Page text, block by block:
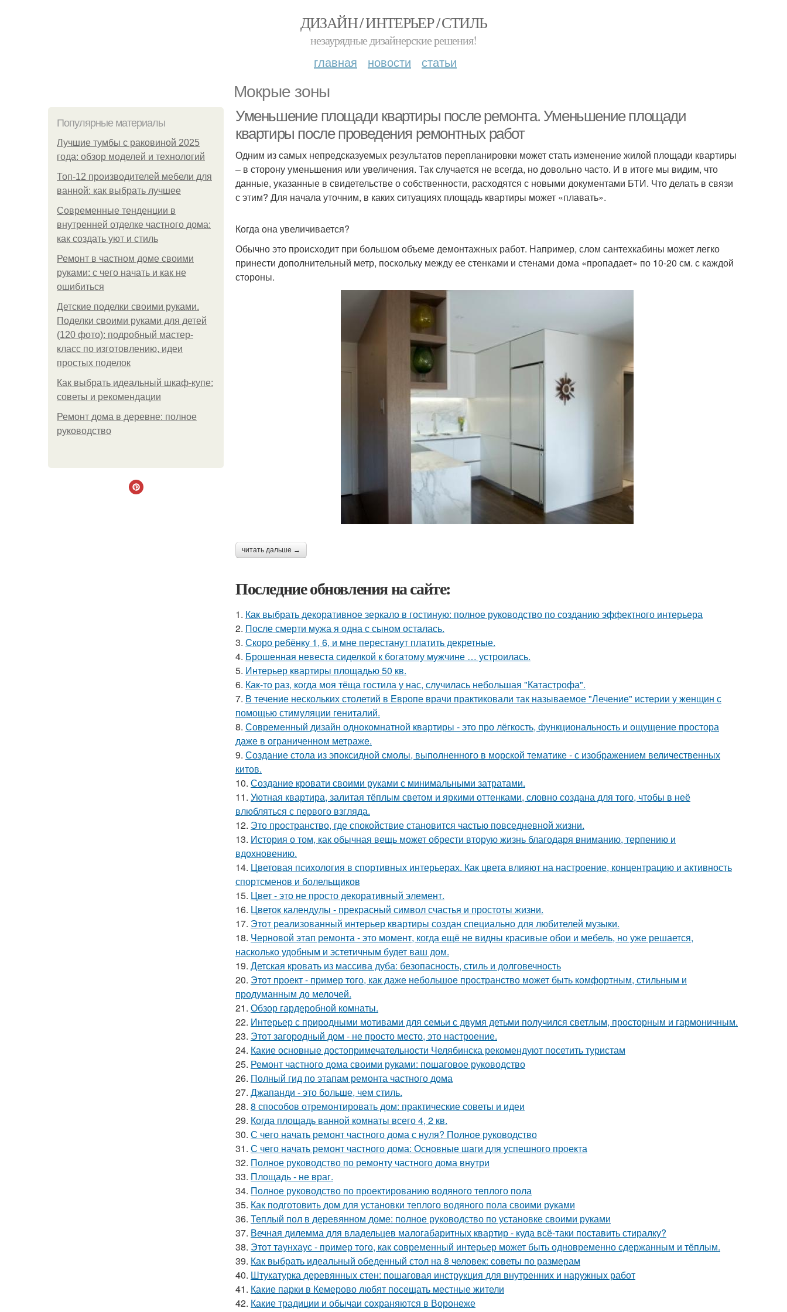
ДИЗАЙН / ИНТЕРЬЕР / СТИЛЬ
незаурядные дизайнерские решения!
главная новости статьи
Мокрые зоны
Популярные материалы
Лучшие тумбы с раковиной 2025
года: обзор моделей и технологий
Топ-12 производителей мебели для
ванной: как выбрать лучшее
Современные тенденции в
внутренней отделке частного дома:
как создать уют и стиль
Ремонт в частном доме своими
руками: с чего начать и как не
ошибиться
Детские поделки своими руками.
Поделки своими руками для детей
(120 фото): подробный мастер-
класс по изготовлению, идеи
простых поделок
Как выбрать идеальный шкаф-купе:
советы и рекомендации
Ремонт дома в деревне: полное
руководство
Уменьшение площади квартиры после ремонта. Уменьшение площади
квартиры после проведения ремонтных работ
Одним из самых непредсказуемых результатов перепланировки может стать изменение жилой площади квартиры
– в сторону уменьшения или увеличения. Так случается не всегда, но довольно часто. И в итоге мы видим, что
данные, указанные в свидетельстве о собственности, расходятся с новыми документами БТИ. Что делать в связи
с этим? Для начала уточним, в каких ситуациях площадь квартиры может «плавать».
Когда она увеличивается?
Обычно это происходит при большом объеме демонтажных работ. Например, слом сантехкабины может легко
принести дополнительный метр, поскольку между ее стенками и стенами дома «пропадает» по 10-20 см. с каждой
стороны.
читать дальше →
Последние обновления на сайте:
1. Как выбрать декоративное зеркало в гостиную: полное руководство по созданию эффектного интерьера
2. После смерти мужа я одна с сыном осталась.
3. Скоро ребёнку 1, 6, и мне перестанут платить декретные.
4. Брошенная невеста сиделкой к богатому мужчине … устроилась.
5. Интерьер квартиры площадью 50 кв.
6. Как-то раз, когда моя тёща гостила у нас, случилась небольшая "Катастрофа".
7. В течение нескольких столетий в Европе врачи практиковали так называемое "Лечение" истерии у женщин с
помощью стимуляции гениталий.
8. Современный дизайн однокомнатной квартиры - это про лёгкость, функциональность и ощущение простора
даже в ограниченном метраже.
9. Создание стола из эпоксидной смолы, выполненного в морской тематике - с изображением величественных
китов.
10. Создание кровати своими руками с минимальными затратами.
11. Уютная квартира, залитая тёплым светом и яркими оттенками, словно создана для того, чтобы в неё
влюбляться с первого взгляда.
12. Это пространство, где спокойствие становится частью повседневной жизни.
13. История о том, как обычная вещь может обрести вторую жизнь благодаря вниманию, терпению и
вдохновению.
14. Цветовая психология в спортивных интерьерах. Как цвета влияют на настроение, концентрацию и активность
спортсменов и болельщиков
15. Цвет - это не просто декоративный элемент.
16. Цветок календулы - прекрасный символ счастья и простоты жизни.
17. Этот реализованный интерьер квартиры создан специально для любителей музыки.
18. Черновой этап ремонта - это момент, когда ещё не видны красивые обои и мебель, но уже решается,
насколько удобным и эстетичным будет ваш дом.
19. Детская кровать из массива дуба: безопасность, стиль и долговечность
20. Этот проект - пример того, как даже небольшое пространство может быть комфортным, стильным и
продуманным до мелочей.
21. Обзор гардеробной комнаты.
22. Интерьер с природными мотивами для семьи с двумя детьми получился светлым, просторным и гармоничным.
23. Этот загородный дом - не просто место, это настроение.
24. Какие основные достопримечательности Челябинска рекомендуют посетить туристам
25. Ремонт частного дома своими руками: пошаговое руководство
26. Полный гид по этапам ремонта частного дома
27. Джапанди - это больше, чем стиль.
28. 8 способов отремонтировать дом: практические советы и идеи
29. Когда площадь ванной комнаты всего 4, 2 кв.
30. С чего начать ремонт частного дома с нуля? Полное руководство
31. С чего начать ремонт частного дома: Основные шаги для успешного проекта
32. Полное руководство по ремонту частного дома внутри
33. Площадь - не враг.
34. Полное руководство по проектированию водяного теплого пола
35. Как подготовить дом для установки теплого водяного пола своими руками
36. Теплый пол в деревянном доме: полное руководство по установке своими руками
37. Вечная дилемма для владельцев малогабаритных квартир - куда всё-таки поставить стиралку?
38. Этот таунхаус - пример того, как современный интерьер может быть одновременно сдержанным и тёплым.
39. Как выбрать идеальный обеденный стол на 8 человек: советы по размерам
40. Штукатурка деревянных стен: пошаговая инструкция для внутренних и наружных работ
41. Какие парки в Кемерово любят посещать местные жители
42. Какие традиции и обычаи сохраняются в Воронеже